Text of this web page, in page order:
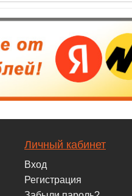
Личный кабинет
Вход
Регистрация